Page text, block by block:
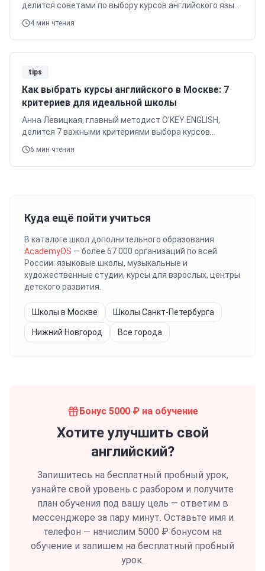
делится советами по выбору курсов английского языка
в Москве и МО. Узнайте о методиках, преподавателях,
ценах и форматах обучения.
4 мин чтения
tips
Как выбрать курсы английского в Москве: 7
критериев для идеальной школы
Анна Левицкая, главный методист O'KEY ENGLISH,
делится 7 важными критериями выбора курсов
английского в Москве. Узнайте, на что обратить
внимание при поиске идеальной школы.
6 мин чтения
Куда ещё пойти учиться
В каталоге школ дополнительного образования
AcademyOS — более 67 000 организаций по всей
России: языковые школы, музыкальные и
художественные студии, курсы для взрослых, центры
детского развития.
Школы в Москве Школы Санкт-Петербурга
Нижний Новгород Все города
Бонус 5000 ₽ на обучение
Хотите улучшить свой
английский?
Запишитесь на бесплатный пробный урок,
узнайте свой уровень с разбором и получите
план обучения под вашу цель — ответим в
мессенджере за пару минут. Оставьте имя и
телефон — начислим 5000 ₽ бонусом на
обучение и запишем на бесплатный пробный
урок.